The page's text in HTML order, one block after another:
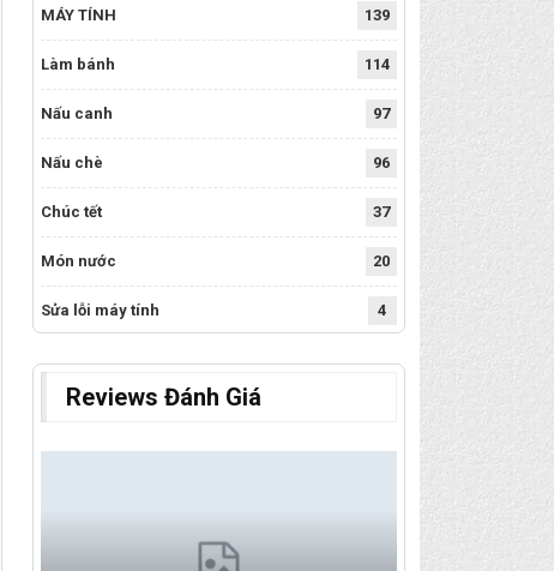
MÁY TÍNH 139
Làm bánh 114
Nấu canh 97
Nấu chè 96
Chúc tết 37
Món nước 20
Sửa lỗi máy tính 4
Reviews Đánh Giá